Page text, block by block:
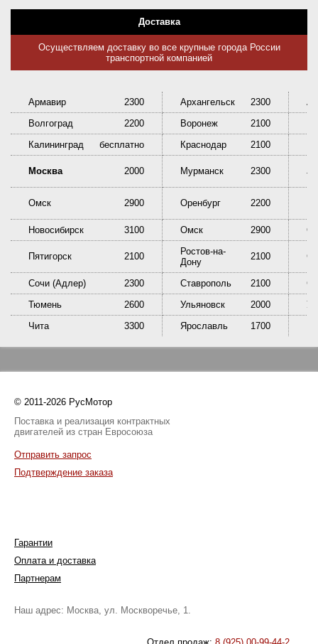
Доставка
Осуществляем доставку во все крупные города России
транспортной компанией
Армавир 2300 Архангельск 2300
Волгоград
2200 Воронеж 2100
Калининград
бесплатно Краснодар 2100
Москва 2000 Мурманск 2300
Омск 2900 Оренбург 2200
Новосибирск 3100 Омск 2900
Пятигорск 2100
Ростов-на-
Дону
2100
Сочи (Адлер) 2300 Ставрополь 2100
Тюмень
2600 Ульяновск 2000
Чита
3300 Ярославль 1700
© 2011-2026 РусМотор
Поставка и реализация контрактных
двигателей из стран Евросоюза
Отправить запрос
Подтверждение заказа
Гарантии
Оплата и доставка
Партнерам
Наш адрес: Москва, ул. Москворечье, 1.